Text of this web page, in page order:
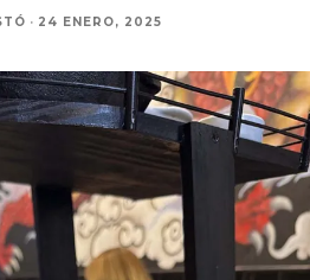
· 24 ENERO, 2025